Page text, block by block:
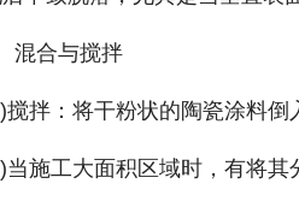
合与搅拌
：将干粉状的陶瓷涂料倒入
工大面积区域时，有将其